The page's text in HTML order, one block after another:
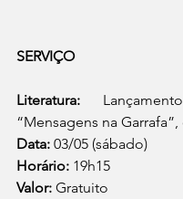
SERVIÇO
Literatura:
“Mensagens na
Data: 03/05 (sábado)
Horário: 19h15
Valor: Gratuito